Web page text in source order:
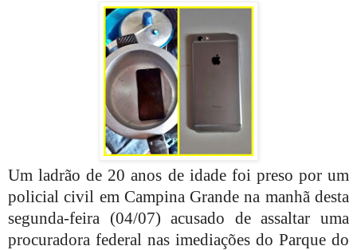
Um ladrão de 20 anos de idade foi preso por um
policial civil em Campina Grande na manhã desta
segunda-feira (04/07) acusado de assaltar uma
procuradora federal nas imediações do Parque do